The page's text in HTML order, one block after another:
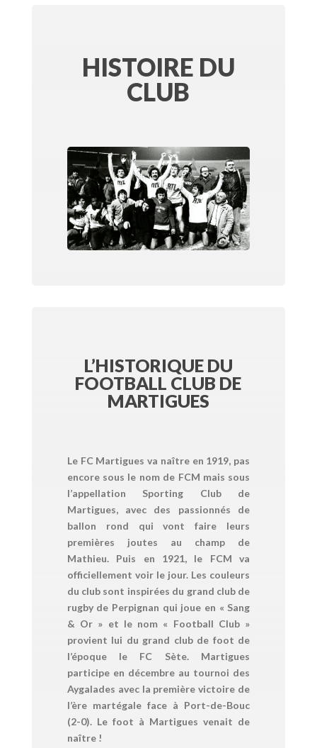
HISTOIRE DU
CLUB
L’HISTORIQUE DU
FOOTBALL CLUB DE
MARTIGUES
Le FC Martigues va naître en 1919, pas
encore sous le nom de FCM mais sous
l’appellation Sporting Club de
Martigues, avec des passionnés de
ballon rond qui vont faire leurs
premières joutes au champ de
Mathieu. Puis en 1921, le FCM va
officiellement voir le jour. Les couleurs
du club sont inspirées du grand club de
rugby de Perpignan qui joue en « Sang
& Or » et le nom « Football Club »
provient lui du grand club de foot de
l’époque le FC Sète. Martigues
participe en décembre au tournoi des
Aygalades avec la première victoire de
l’ère martégale face à Port-de-Bouc
(2-0). Le foot à Martigues venait de
naître !